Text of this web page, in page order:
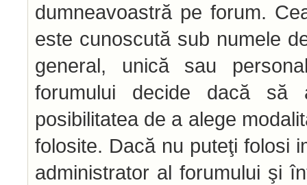
dumneavoastră pe forum.
este cunoscută sub numele
general, unică sau
forumului decide dacă să
posibilitatea de a alege
folosite. Dacă nu puteţi folosi
administrator al forumului şi